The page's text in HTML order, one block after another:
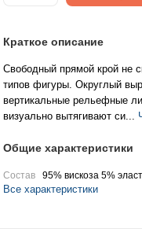
Краткое описание
Свободный прямой крой не
типов фигуры. Округлый
вертикальные рельефные
визуально вытягивают си...
Общие характеристики
Состав 95% вискоза 5%
Все характеристики